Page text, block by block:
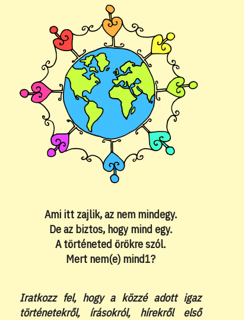
Ami itt zajlik, az nem mindegy.
De az biztos, hogy mind egy.
A történeted örökre szól.
Mert nem(e) mind1?
Iratkozz fel, hogy a közzé adott igaz
történetekről, írásokról, hírekről első